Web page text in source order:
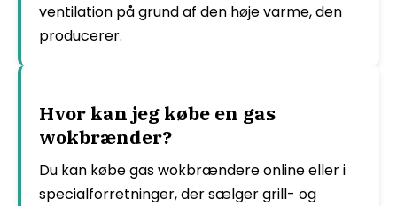
ventilation på grund af den høje varme, den
producerer.
Hvor kan jeg købe en gas
wokbrænder?
Du kan købe gas wokbrændere online eller i
specialforretninger, der sælger grill- og